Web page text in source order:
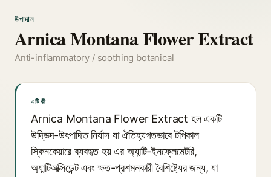
উপাদান
Arnica Montana Flower Extract
Anti-inflammatory / soothing botanical
এটি কী
Arnica Montana Flower Extract হল একটি
উদ্ভিদ-উৎপাদিত নির্যাস যা ঐতিহ্যগতভাবে টপিকাল
স্কিনকেয়ারে ব্যবহৃত হয় এর অ্যান্টি-ইনফ্লেমেটরি,
অ্যান্টিঅক্সিডেন্ট এবং ক্ষত-প্রশমনকারী বৈশিষ্ট্যের জন্য, যা